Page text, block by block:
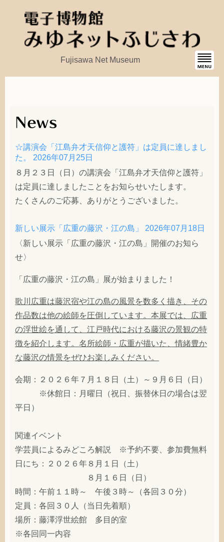
Fujisawa Net Museum
☆講演会「江島弁才天信仰と護符」は定員に達しまし
た。
2026年07月25日
８月２３日（日）の講演会「江島弁才天信仰と護符」
は定員に達しましたことをお知らせいたします。
たくさんのご応募、ありがとうございました。
新しい展示「広重の藤沢・江の島」
2026年07月18日
〈新しい展示「広重の藤沢・江の島」開催のお知ら
せ〉
「広重の藤沢・江の島」展が始まりました！
歌川広重は藤沢宿や江の島の風景を数多く描き、その
作品数は他の絵師を圧倒しています。本展では、広重
の浮世絵を通して、江戸時代における藤沢の景観の特
徴を紹介します。名所絵師・広重が描いた、情緒豊か
な藤沢の情景をぜひお楽しみください。
会期：２０２６年７月１８日（土）～９月６日（日）
※休館日：月曜日（祝日、振替休日の場合は翌
平日）
関連イベント
学芸員によるみどころ解説 ※予約不要、参加費無料
日にち：２０２６年８月１日（土）
８月１６日（日）
時間：午前１１時～ 午後３時～（各回３０分）
定員：各回３０人（当日先着順）
場所：藤澤浮世絵館 多目的室
※各回同一内容